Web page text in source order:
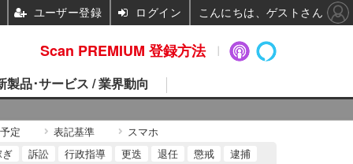
製品･サービス / 業界動向
定 表記基準
スマホ
訴訟 行政指導 更迭 退任 懲戒
逮捕
Scan PREMIUM 登録方法
ユーザー登録 ログイン こんにちは、ゲストさん